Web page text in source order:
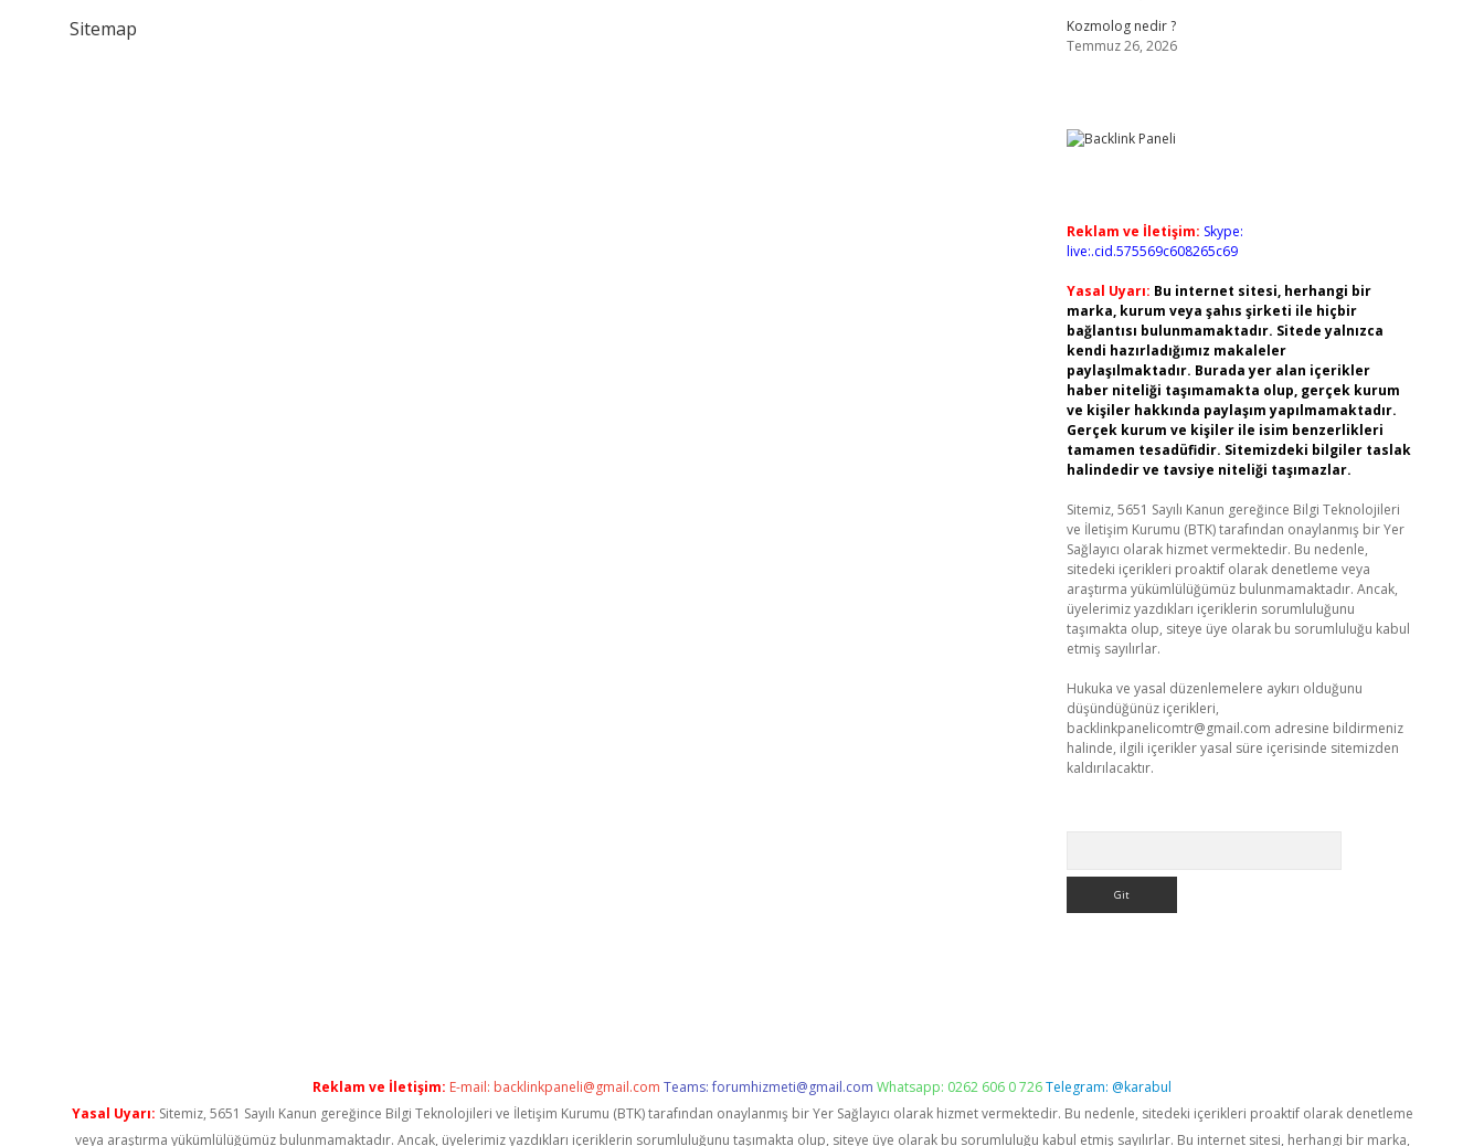
Sitemap
Kozmolog nedir ?
Temmuz 26, 2026
Reklam ve İletişim: Skype:
live:.cid.575569c608265c69
Yasal Uyarı: Bu internet sitesi, herhangi bir
marka, kurum veya şahıs şirketi ile hiçbir
bağlantısı bulunmamaktadır. Sitede yalnızca
kendi hazırladığımız makaleler
paylaşılmaktadır. Burada yer alan içerikler
haber niteliği taşımamakta olup, gerçek kurum
ve kişiler hakkında paylaşım yapılmamaktadır.
Gerçek kurum ve kişiler ile isim benzerlikleri
tamamen tesadüfidir. Sitemizdeki bilgiler taslak
halindedir ve tavsiye niteliği taşımazlar.
Sitemiz, 5651 Sayılı Kanun gereğince Bilgi Teknolojileri
ve İletişim Kurumu (BTK) tarafından onaylanmış bir Yer
Sağlayıcı olarak hizmet vermektedir. Bu nedenle,
sitedeki içerikleri proaktif olarak denetleme veya
araştırma yükümlülüğümüz bulunmamaktadır. Ancak,
üyelerimiz yazdıkları içeriklerin sorumluluğunu
taşımakta olup, siteye üye olarak bu sorumluluğu kabul
etmiş sayılırlar.
Hukuka ve yasal düzenlemelere aykırı olduğunu
düşündüğünüz içerikleri,
backlinkpanelicomtr@gmail.com adresine bildirmeniz
halinde, ilgili içerikler yasal süre içerisinde sitemizden
kaldırılacaktır.
Reklam ve İletişim: E-mail: backlinkpaneli@gmail.com Teams:forumhizmeti@gmail.com Whatsapp: 0262 606 0 726Telegram: @karabul
Yasal Uyarı: Sitemiz, 5651 Sayılı Kanun gereğince Bilgi Teknolojileri ve İletişim Kurumu (BTK) tarafından onaylanmış bir Yer Sağlayıcı olarak hizmet vermektedir. Bu nedenle, sitedeki içerikleri proaktif olarak denetleme
veya araştırma yükümlülüğümüz bulunmamaktadır. Ancak, üyelerimiz yazdıkları içeriklerin sorumluluğunu taşımakta olup, siteye üye olarak bu sorumluluğu kabul etmiş sayılırlar. Bu internet sitesi, herhangi bir marka,